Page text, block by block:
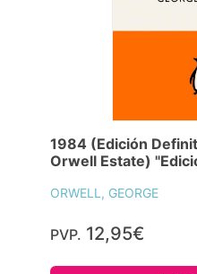
1984 (Edición
Orwell Estate)
ORWELL, GEORGE
PVP. 12,95€